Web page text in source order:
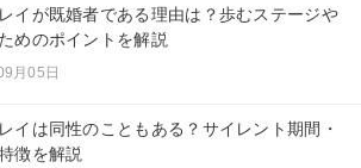
イが既婚者である理由は？歩むステージや
めのポイントを解説
月05日
イは同性のこともある？サイレント期間・
徴を解説